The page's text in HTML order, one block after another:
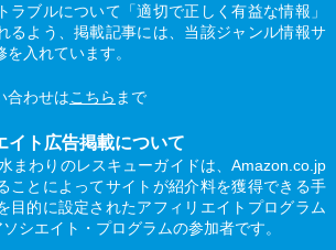
ラブルについて「適切で正しく有益な情報」
るよう、掲載記事には、当該ジャンル情報サ
入れています。
合わせはこちら まで
ト広告掲載について
まわりのレスキューガイドは、Amazon.co.jp
ことによってサイトが紹介料を獲得できる手
目的に設定されたアフィリエイトプログラム
シエイト・プログラムの参加者です。